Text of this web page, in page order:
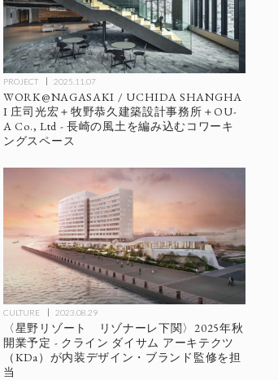
PROJECT 2025.11.07
WORK@NAGASAKI / UCHIDA SHANGHA
I 庄司光宏＋牧野恭久建築設計事務所＋OU-
A Co., Ltd - 長崎の風土を編み込むコワーキ
ングスペース
CULTURE 2023.08.29
〈星野リゾート リゾナーレ下関〉2025年秋
開業予定 - クライン ダイサム アーキテクツ
（KDa）が内装デザイン・ブランド監修を担
当